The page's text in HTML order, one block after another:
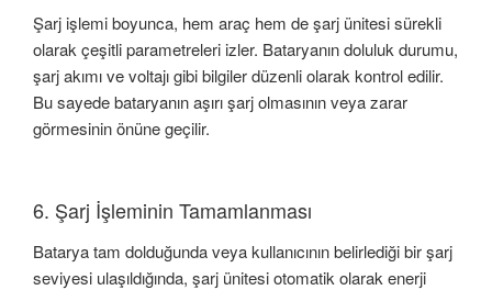
Şarj işlemi boyunca, hem araç hem de şarj ünitesi sürekli
olarak çeşitli parametreleri izler. Bataryanın doluluk durumu,
şarj akımı ve voltajı gibi bilgiler düzenli olarak kontrol edilir.
Bu sayede bataryanın aşırı şarj olmasının veya zarar
görmesinin önüne geçilir.
6. Şarj İşleminin Tamamlanması
Batarya tam dolduğunda veya kullanıcının belirlediği bir şarj
seviyesi ulaşıldığında, şarj ünitesi otomatik olarak enerji